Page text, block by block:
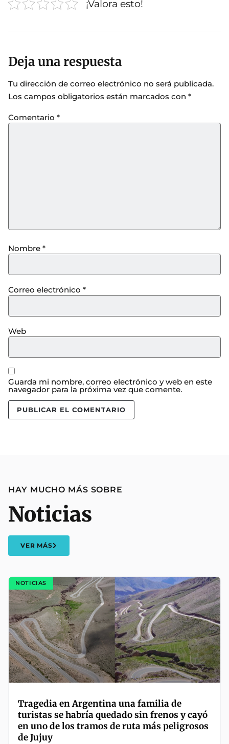
¡Valora esto!
Deja una respuesta
Tu dirección de correo electrónico no será publicada.
Los campos obligatorios están marcados con *
Comentario *
Nombre *
Correo electrónico *
Web
Guarda mi nombre, correo electrónico y web en este
navegador para la próxima vez que comente.
HAY MUCHO MÁS SOBRE
Noticias
VER MÁS
NOTICIAS
Tragedia en Argentina una familia de
turistas se habría quedado sin frenos y cayó
en uno de los tramos de ruta más peligrosos
de Jujuy